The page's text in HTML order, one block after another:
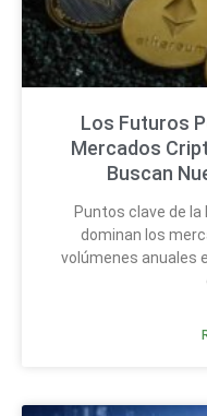
Los Futuros
Mercados
Buscan
Puntos clave de
dominan los
volúmenes anuales